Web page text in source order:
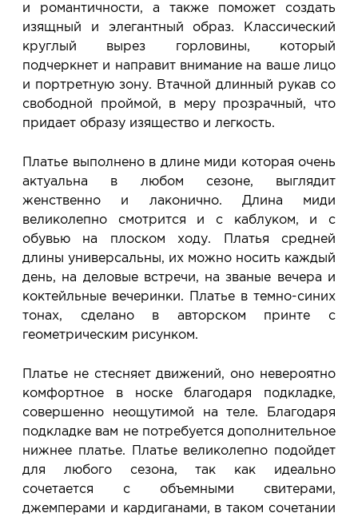
резерв действует 5 дней.
и романтичности, а также поможет создать
изящный и элегантный образ. Классический
круглый вырез горловины, который
подчеркнет и направит внимание на ваше лицо
и портретную зону. Втачной длинный рукав со
свободной проймой, в меру прозрачный, что
придает образу изящество и легкость.
Платье выполнено в длине миди которая очень
актуальна в любом сезоне, выглядит
женственно и лаконично. Длина миди
великолепно смотрится и с каблуком, и с
обувью на плоском ходу. Платья средней
длины универсальны, их можно носить каждый
день, на деловые встречи, на званые вечера и
коктейльные вечеринки. Платье в темно-синих
тонах, сделано в авторском принте с
геометрическим рисунком.
Платье не стесняет движений, оно невероятно
комфортное в носке благодаря подкладке,
совершенно неощутимой на теле. Благодаря
подкладке вам не потребуется дополнительное
нижнее платье. Платье великолепно подойдет
для любого сезона, так как идеально
сочетается с объемными свитерами,
джемперами и кардиганами, в таком сочетании